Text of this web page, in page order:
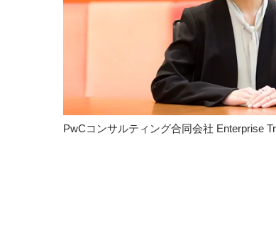
PwCコンサルティング合同会社 Enterprise